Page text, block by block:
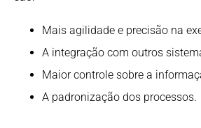
Mais agilidade e precisão na
A integração com outros
Maior controle sobre a
A padronização dos processos.